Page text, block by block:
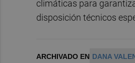
climáticas para
disposición técnicos
ARCHIVADO EN DANA